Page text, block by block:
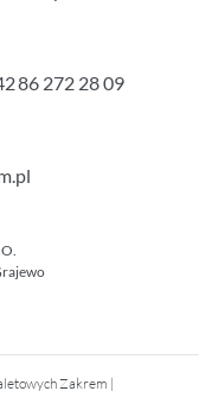
86 272 28 09
Zakrem |